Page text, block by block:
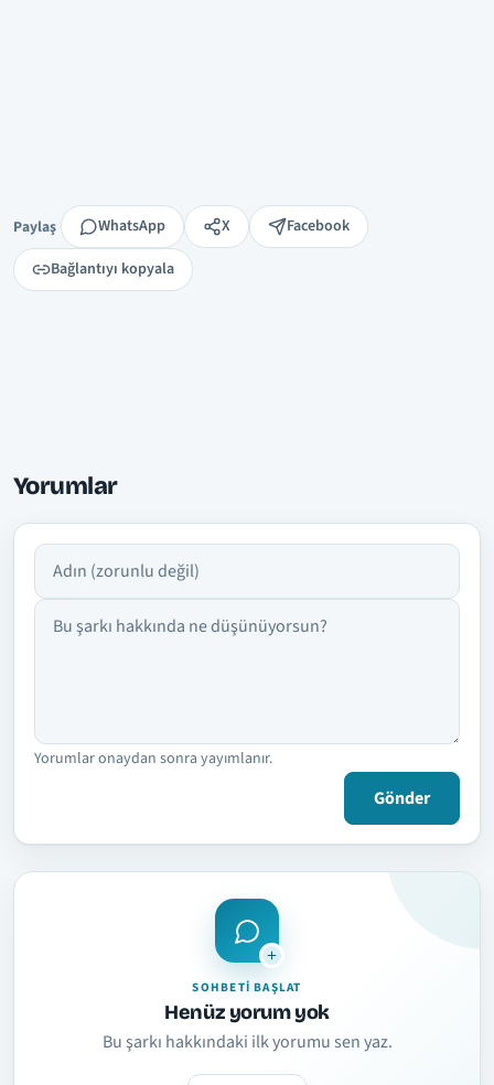
Paylaş
Paylaş WhatsApp X
Facebook
Bağlantıyı kopyala
Yorumlar
Adın
Yorumun
Yorumlar onaydan sonra yayımlanır.
Gönder
SOHBETI BAŞLAT
Henüz yorum yok
Bu şarkı hakkındaki ilk yorumu sen yaz.